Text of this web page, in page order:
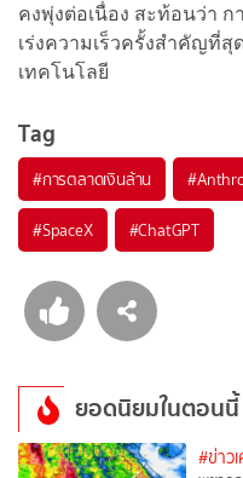
คงพุ่งต่อเนื่อง สะท้อนว่า ก
เร่งความเร็วครั้งสำคัญที่
เทคโนโลยี
Tag
#การตลาดเงินล้าน #
#SpaceX #ChatGPT
ยอดนิยมในตอนนี้
#ข่าว